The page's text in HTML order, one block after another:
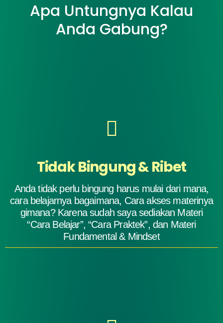
Apa Untungnya Kalau
Anda Gabung?
Tidak Bingung & Ribet
Anda tidak perlu bingung harus mulai dari mana,
cara belajarnya bagaimana, Cara akses materinya
gimana? Karena sudah saya sediakan Materi
“Cara Belajar”, “Cara Praktek”, dan Materi
Fundamental & Mindset